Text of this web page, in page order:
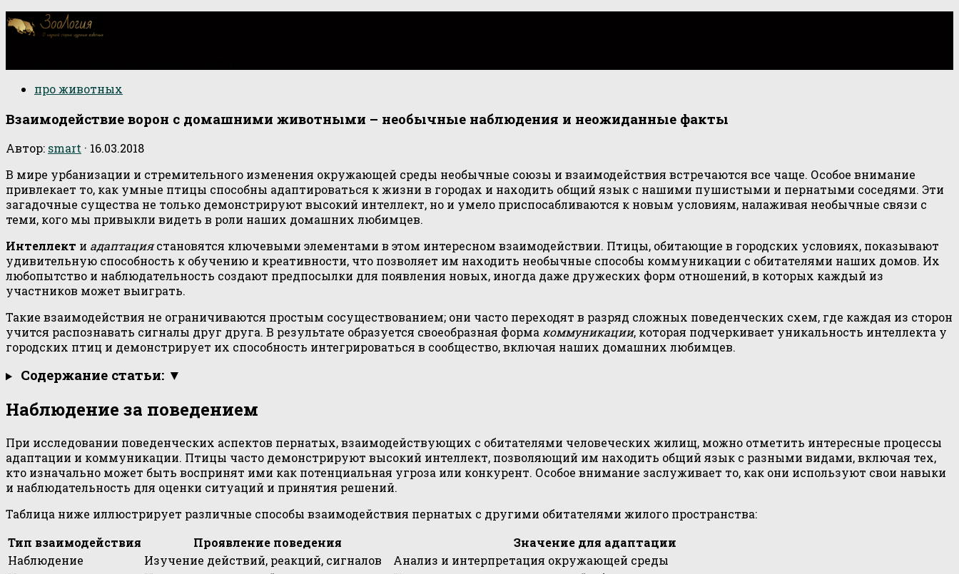
про животных
Взаимодействие ворон с домашними животными – необычные наблюдения и неожиданные факты
Автор: smart · 16.03.2018
В мире урбанизации и стремительного изменения окружающей среды необычные союзы и взаимодействия встречаются все чаще. Особое внимание
привлекает то, как умные птицы способны адаптироваться к жизни в городах и находить общий язык с нашими пушистыми и пернатыми соседями. Эти
загадочные существа не только демонстрируют высокий интеллект, но и умело приспосабливаются к новым условиям, налаживая необычные связи с
теми, кого мы привыкли видеть в роли наших домашних любимцев.
Интеллект и адаптациястановятся ключевыми элементами в этом интересном взаимодействии. Птицы, обитающие в городских условиях, показывают
удивительную способность к обучению и креативности, что позволяет им находить необычные способы коммуникации с обитателями наших домов. Их
любопытство и наблюдательность создают предпосылки для появления новых, иногда даже дружеских форм отношений, в которых каждый из
участников может выиграть.
Такие взаимодействия не ограничиваются простым сосуществованием; они часто переходят в разряд сложных поведенческих схем, где каждая из сторон
учится распознавать сигналы друг друга. В результате образуется своеобразная формакоммуникации, которая подчеркивает уникальность интеллекта у
городских птиц и демонстрирует их способность интегрироваться в сообщество, включая наших домашних любимцев.
Содержание статьи: ▼
Наблюдение за поведением
При исследовании поведенческих аспектов пернатых, взаимодействующих с обитателями человеческих жилищ, можно отметить интересные процессы
адаптации и коммуникации. Птицы часто демонстрируют высокий интеллект, позволяющий им находить общий язык с разными видами, включая тех,
кто изначально может быть воспринят ими как потенциальная угроза или конкурент. Особое внимание заслуживает то, как они используют свои навыки
и наблюдательность для оценки ситуаций и принятия решений.
Таблица ниже иллюстрирует различные способы взаимодействия пернатых с другими обитателями жилого пространства:
Тип взаимодействия
Проявление поведения
Значение для адаптации
Наблюдение
Изучение действий, реакций, сигналов
Анализ и интерпретация окружающей среды